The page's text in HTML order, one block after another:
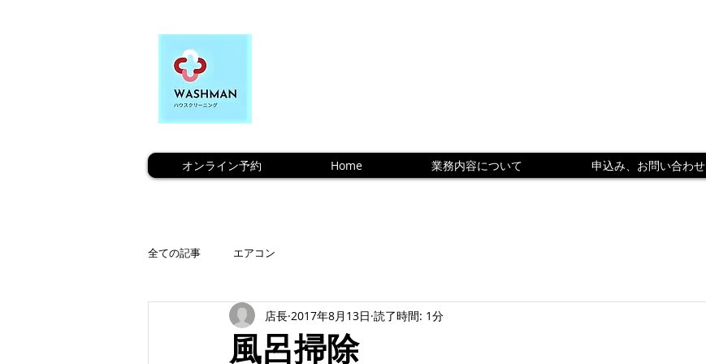
オンライン予約 Home 業務内容について 申込み、お問い合わせ
全ての記事 エアコン
風呂掃除
店長 2017年8月13日 読了時間: 1分